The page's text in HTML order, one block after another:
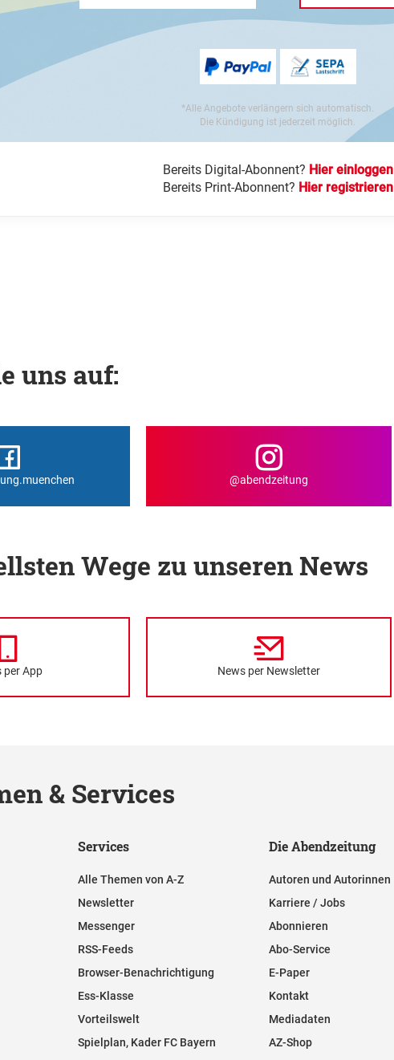
*Alle Angebote verlängern sich automatisch.
Die Kündigung ist jederzeit möglich.
Bereits Digital-Abonnent? Hier einloggen
Bereits Print-Abonnent? Hier registrieren
uns auf:
@abendzeitung
Wege zu unseren News
per App News per Newsletter
& Services
Services
Alle Themen von A-Z
Newsletter
Messenger
RSS-Feeds
Browser-Benachrichtigung
Ess-Klasse
Vorteilswelt
Spielplan, Kader FC Bayern
Die Abendzeitung
Autoren und Autorinnen
Karriere / Jobs
Abonnieren
Abo-Service
E-Paper
Kontakt
Mediadaten
AZ-Shop